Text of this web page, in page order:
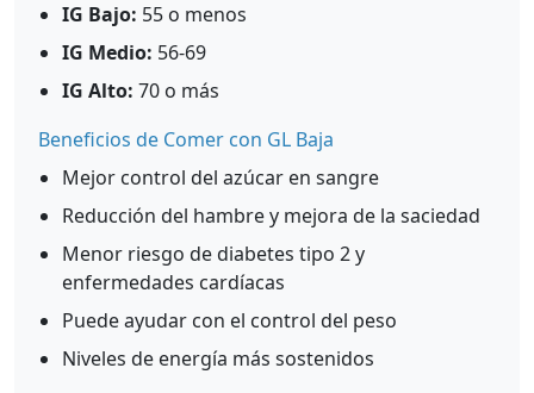
IG Bajo: 55 o menos
IG Medio: 56-69
IG Alto: 70 o más
Beneficios de Comer con GL Baja
Mejor control del azúcar en sangre
Reducción del hambre y mejora de la saciedad
Menor riesgo de diabetes tipo 2 y
enfermedades cardíacas
Puede ayudar con el control del peso
Niveles de energía más sostenidos